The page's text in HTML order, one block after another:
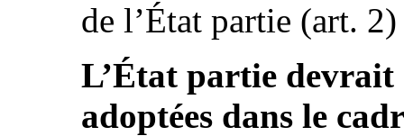
de l’État partie (art. 2)
L’État partie devrait
adoptées dans le